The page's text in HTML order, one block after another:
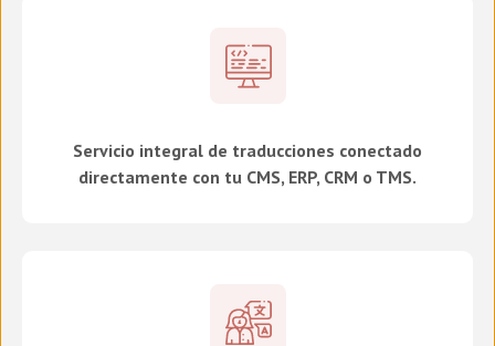
Servicio integral de traducciones conectado
directamente con tu CMS, ERP, CRM o TMS.